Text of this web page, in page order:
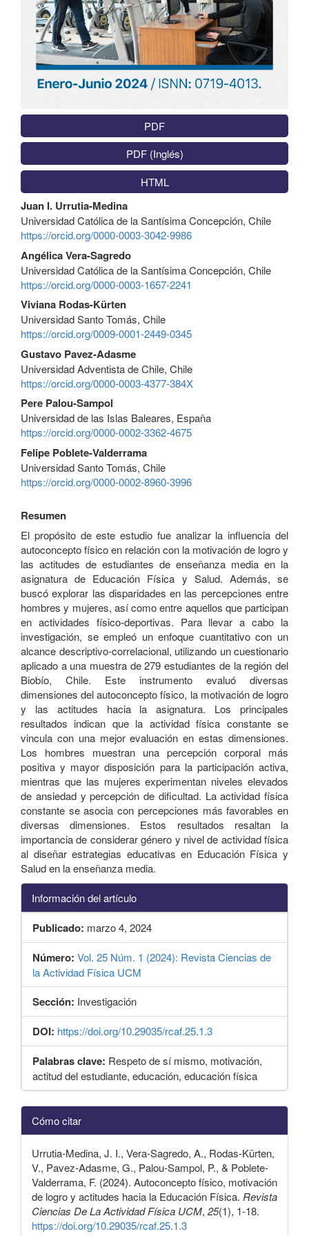
PDF
PDF (Inglés)
HTML
Contenido
principal
del
artículo
Juan I. Urrutia-Medina
Universidad Católica de la Santísima Concepción, Chile
https://orcid.org/0000-0003-3042-9986
Angélica Vera-Sagredo
Universidad Católica de la Santísima Concepción, Chile
https://orcid.org/0000-0003-1657-2241
Viviana Rodas-Kürten
Universidad Santo Tomás, Chile
https://orcid.org/0009-0001-2449-0345
Gustavo Pavez-Adasme
Universidad Adventista de Chile, Chile
https://orcid.org/0000-0003-4377-384X
Pere Palou-Sampol
Universidad de las Islas Baleares, España
https://orcid.org/0000-0002-3362-4675
Felipe Poblete-Valderrama
Universidad Santo Tomás, Chile
https://orcid.org/0000-0002-8960-3996
Resumen
El propósito de este estudio fue analizar la influencia del
autoconcepto físico en relación con la motivación de logro y
las actitudes de estudiantes de enseñanza media en la
asignatura de Educación Física y Salud. Además, se
buscó explorar las disparidades en las percepciones entre
hombres y mujeres, así como entre aquellos que participan
en actividades físico-deportivas. Para llevar a cabo la
investigación, se empleó un enfoque cuantitativo con un
alcance descriptivo-correlacional, utilizando un cuestionario
aplicado a una muestra de 279 estudiantes de la región del
Biobío, Chile. Este instrumento evaluó diversas
dimensiones del autoconcepto físico, la motivación de logro
y las actitudes hacia la asignatura. Los principales
resultados indican que la actividad física constante se
vincula con una mejor evaluación en estas dimensiones.
Los hombres muestran una percepción corporal más
positiva y mayor disposición para la participación activa,
mientras que las mujeres experimentan niveles elevados
de ansiedad y percepción de dificultad. La actividad física
constante se asocia con percepciones más favorables en
diversas dimensiones. Estos resultados resaltan la
importancia de considerar género y nivel de actividad física
al diseñar estrategias educativas en Educación Física y
Salud en la enseñanza media.
Información del artículo
Publicado: marzo 4, 2024
Número: Vol. 25 Núm. 1 (2024): Revista Ciencias de
la Actividad Física UCM
Sección: Investigación
DOI: https://doi.org/10.29035/rcaf.25.1.3
Palabras clave: Respeto de sí mismo, motivación,
actitud del estudiante, educación, educación física
Detalles
del
artículo
Cómo citar
Urrutia-Medina, J. I., Vera-Sagredo, A., Rodas-Kürten,
V., Pavez-Adasme, G., Palou-Sampol, P., & Poblete-
Valderrama, F. (2024). Autoconcepto físico, motivación
de logro y actitudes hacia la Educación Física. Revista
Ciencias De La Actividad Física UCM, 25(1), 1-18.
https://doi.org/10.29035/rcaf.25.1.3